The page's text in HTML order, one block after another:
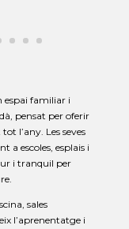
espai familiar i
pensat per oferir
l’any. Les seves
a escoles, esplais i
i tranquil per
sales
l’aprenentatge i